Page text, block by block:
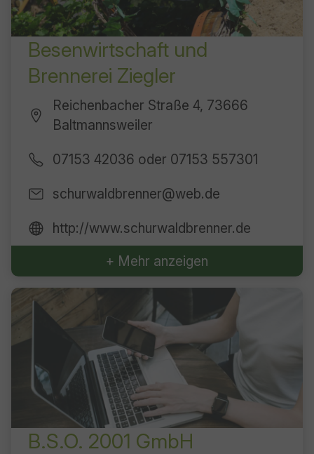
Besenwirtschaft und
Brennerei Ziegler
Reichenbacher Straße 4, 73666
Baltmannsweiler
07153 42036 oder 07153 557301
schurwaldbrenner@web.de
http://www.schurwaldbrenner.de
+ Mehr anzeigen
B.S.O. 2001 GmbH